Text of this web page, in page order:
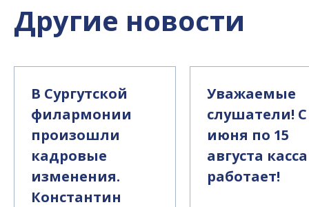
Другие новости
В Сургутской
филармонии
произошли
кадровые
изменения.
Константин
Уважаемые
слушатели! С
июня по 15
августа
работает!